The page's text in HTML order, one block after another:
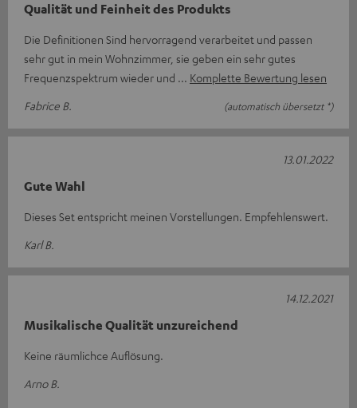
Qualität und Feinheit des Produkts
Die Definitionen Sind hervorragend verarbeitet und passen
sehr gut in mein Wohnzimmer, sie geben ein sehr gutes
Frequenzspektrum wieder und
Komplette Bewertung lesen
Fabrice B.
(automatisch übersetzt *)
Gute Wahl
Dieses Set entspricht meinen Vorstellungen. Empfehlenswert.
Karl B.
13.01.2022
Musikalische Qualität unzureichend
Keine räumlichce Auflösung.
Arno B.
14.12.2021